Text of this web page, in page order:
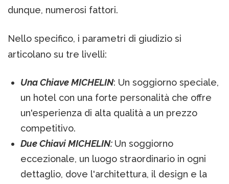
dunque, numerosi fattori.
Nello specifico, i parametri di giudizio si
articolano su tre livelli:
Una Chiave MICHELIN: Un soggiorno speciale,
un hotel con una forte personalità che offre
un'esperienza di alta qualità a un prezzo
competitivo.
Due Chiavi MICHELIN: Un soggiorno
eccezionale, un luogo straordinario in ogni
dettaglio, dove l'architettura, il design e la